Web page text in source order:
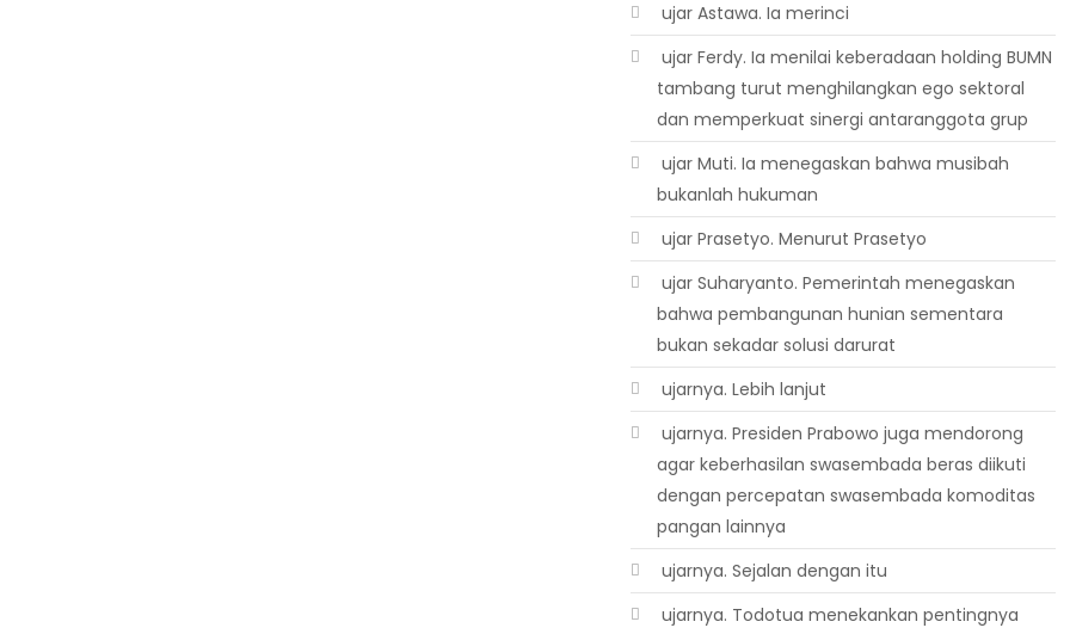
 ujar Astawa. Ia merinci
 ujar Ferdy. Ia menilai keberadaan holding BUMN
tambang turut menghilangkan ego sektoral
dan memperkuat sinergi antaranggota grup
 ujar Muti. Ia menegaskan bahwa musibah
bukanlah hukuman
 ujar Prasetyo. Menurut Prasetyo
 ujar Suharyanto. Pemerintah menegaskan
bahwa pembangunan hunian sementara
bukan sekadar solusi darurat
 ujarnya. Lebih lanjut
 ujarnya. Presiden Prabowo juga mendorong
agar keberhasilan swasembada beras diikuti
dengan percepatan swasembada komoditas
pangan lainnya
 ujarnya. Sejalan dengan itu
 ujarnya. Todotua menekankan pentingnya